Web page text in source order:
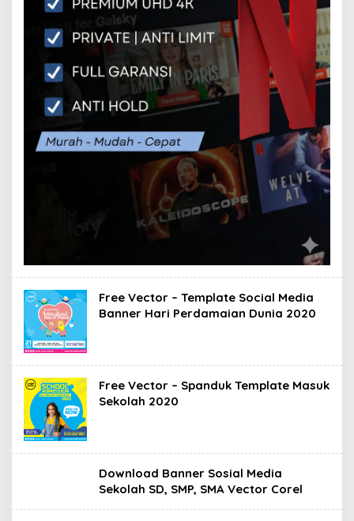
Free Vector – Template Social Media
Banner Hari Perdamaian Dunia 2020
Free Vector – Spanduk Template Masuk
Sekolah 2020
Download Banner Sosial Media
Sekolah SD, SMP, SMA Vector Corel